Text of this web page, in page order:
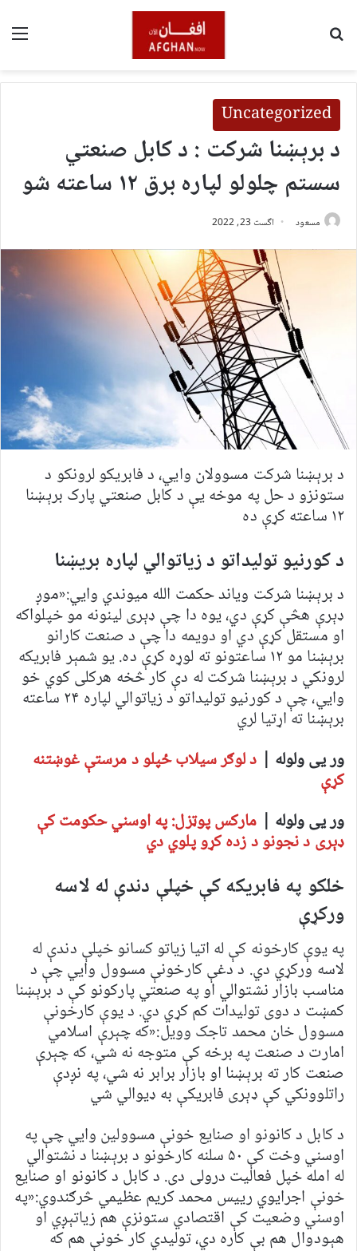
Uncategorized
د برېښنا شرکت : د کابل صنعتي
سستم چلولو لپاره برق ۱۲ ساعته شو
مسعود اگست 23, 2022
د برېښنا شرکت مسوولان وايي، د فابریکو لرونکو د
ستونزو د حل په موخه یې د کابل صنعتي پارک برېښنا
۱۲ ساعته کړې ده
د کورنیو تولیداتو د زیاتوالي لپاره بریښنا
د برېښنا شرکت ویاند حکمت الله میوندي وايي:«موږ
ډېرې هڅې کړې دي، یوه دا چې ډېری لینونه مو خپلواکه
او مستقل کړې دي او دویمه دا چې د صنعت کارانو
برېښنا مو ۱۲ ساعتونو ته لوړه کړې ده. يو شمېر فابریکه
لرونکي د برېښنا شرکت له دې کار څخه هرکلی کوي خو
وايي، چې د کورنیو تولیداتو د زیاتوالي لپاره ۲۴ ساعته
برېښنا ته اړتيا لري
ور یی ولوله | د لوګر سیلاب ځپلو د مرستې غوښتنه
کړې
ور یی ولوله | مارکس پوټزل: په اوسني حکومت کې
ډېری د نجونو د زده کړو پلوي دي
خلکو په فابریکه کې خپلې دندې له لاسه
ورکړې
په یوې کارخونه کې له اتیا زیاتو کسانو خپلې دندې له
لاسه ورکړي دي. د دغې کارخونې مسوول وايي چې د
مناسب بازار نشتوالي او په صنعتي پارکونو کې د برېښنا
کمښت د دوی تولیدات کم کړي دي. د یوې کارخونې
مسوول خان محمد تاجک وویل:«که چېرې اسلامي
امارت د صنعت په برخه کې متوجه نه شي، که چېرې
صنعت کار ته برېښنا او بازار برابر نه شي، په نږدې
راتلوونکي کې ډېری فابریکې به ډيوالي شي
د کابل د کانونو او صنایع خونې مسوولین وايي چې په
اوسني وخت کې ۵۰ سلنه کارخونو د برېښنا د نشتوالي
له امله خپل فعالیت درولی دی. د کابل د کانونو او صنایع
خونې اجرایوي رییس محمد کریم عظیمي څرګندوي:«په
اوسني وضعیت کې اقتصادي ستونزې هم زیاتېږي او
هېودوال هم بې کاره دي، تولیدي کار خونې هم که